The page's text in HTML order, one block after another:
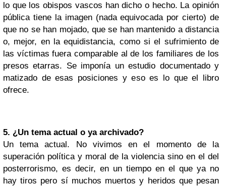
lo que los obispos vascos han dicho o hecho. La opinión
pública tiene la imagen (nada equivocada por cierto) de
que no se han mojado, que se han mantenido a distancia
o, mejor, en la equidistancia, como si el sufrimiento de
las víctimas fuera comparable al de los familiares de los
presos etarras. Se imponía un estudio documentado y
matizado de esas posiciones y eso es lo que el libro
ofrece.
5. ¿Un tema actual o ya archivado?
Un tema actual. No vivimos en el momento de la
superación política y moral de la violencia sino en el del
posterrorismo, es decir, en un tiempo en el que ya no
hay tiros pero sí muchos muertos y heridos que pesan